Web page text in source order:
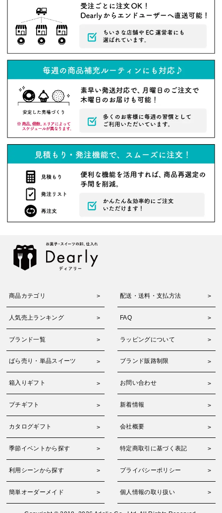
商品カテゴリ 配送・送料・支払方法
人気売上ランキング FAQ
ブランド一覧 ラッピングについて
ばら売り・単品スイーツ ブランド販路制限
箱入りギフト お問い合わせ
プチギフト 新着情報
カタログギフト 会社概要
季節イベントから探す 特定商取引に基づく表記
利用シーンから探す プライバシーポリシー
簡単オーダーメイド 個人情報の取り扱い